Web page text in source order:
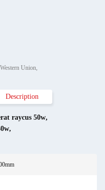
Union,
Description
raycus 50w,
,